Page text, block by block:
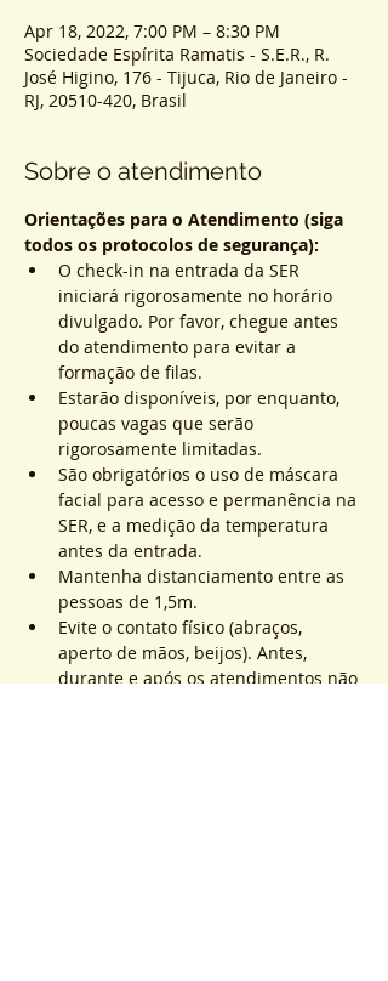
Apr 18, 2022, 7:00 PM – 8:30 PM
Sociedade Espírita Ramatis - S.E.R., R.
José Higino, 176 - Tijuca, Rio de Janeiro -
RJ, 20510-420, Brasil
Sobre o atendimento
Orientações para o Atendimento (siga
todos os protocolos de segurança):
O check-in na entrada da SER
iniciará rigorosamente no horário
divulgado. Por favor, chegue antes
do atendimento para evitar a
formação de filas.
Estarão disponíveis, por enquanto,
poucas vagas que serão
rigorosamente limitadas.
São obrigatórios o uso de máscara
facial para acesso e permanência na
SER, e a medição da temperatura
antes da entrada.
Mantenha distanciamento entre as
pessoas de 1,5m.
Evite o contato físico (abraços,
aperto de mãos, beijos). Antes,
durante e após os atendimentos não